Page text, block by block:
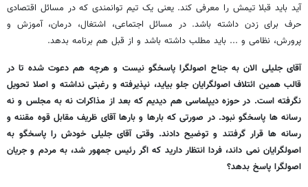
آید باید قبلا تیمش را معرفی کند. یعنی یک تیم توانمندی که در مسائل اقتصادی
حرف برای زدن داشته باشد. در مسائل اجتماعی، اشتغال، درمان، آموزش و
پرورش، نظامی و ... باید مطلب داشته باشد و از قبل هم برنامه بدهد.
آقای جلیلی الان به جناح اصولگرا پاسخگو نیست و هرچه هم دعوت شده تا در
قالب همین ائتلاف اصولگرایان جلو بیاید، نپذیرفته و رغبتی نداشته و اصلا تحویل
نگرفته است. در حوزه دیپلماسی هم دیدیم که بعد از مذاکرات نه به مجلس و نه
رسانه ها پاسخگو نبود. در صورتی که بارها و بارها آقای ظریف مقابل قوه مقننه و
رسانه ها قرار گرفتند و توضیح دادند. وقتی آقای جلیلی خودش را پاسخگو به
اصولگرایان نمی داند، فردا انتظار دارید که اگر رئیس جمهور شد، به مردم و جریان
اصولگرا پاسخ بدهد؟